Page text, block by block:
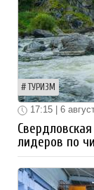
ТУРИЗМ
17:15 | 6
лидеров по